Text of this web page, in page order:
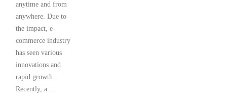
anytime and from
anywhere. Due to
the impact, e-
commerce industry
has seen various
innovations and
rapid growth.
Recently, a ...